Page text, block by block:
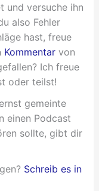
und versuche ihn
also Fehler
hast, freue
Kommentarvon
Ich freue
oder teilst!
gemeinte
einen Podcast
sollte, gibt dir
Schreib es in